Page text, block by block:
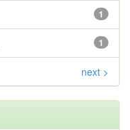
1
1
next >